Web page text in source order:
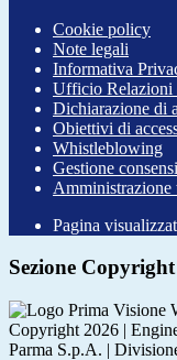
Cookie policy
Note legali
Informativa
Ufficio Relazioni
Dichiarazione di
Obiettivi di
Whistleblowing
Gestione
Amministrazione
Pagina
Sezione Copyright
Copyright 2026 |
Parma S.p.A. |